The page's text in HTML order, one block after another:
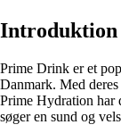
Prime Drink er et
Danmark. Med
Prime Hydration har
søger en sund og